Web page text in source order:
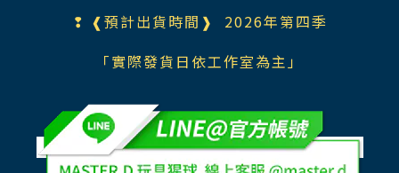
❢ ❰預計出貨時間❱ 2026年第四季
「實際發貨日依工作室為主」